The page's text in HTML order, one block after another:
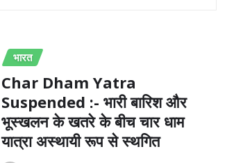
भारत
Char Dham Yatra
Suspended :- भारी बारिश और
भूस्खलन के खतरे के बीच चार धाम
यात्रा अस्थायी रूप से स्थगित